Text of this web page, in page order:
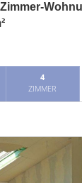
4
ZIMMER